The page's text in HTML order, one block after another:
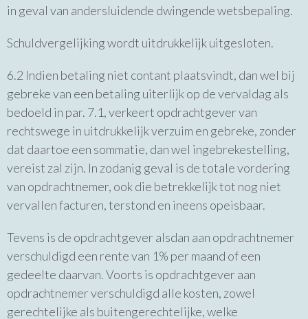
in geval van andersluidende dwingende wetsbepaling.
Schuldvergelijking wordt uitdrukkelijk uitgesloten.
6.2 Indien betaling niet contant plaatsvindt, dan wel bij
gebreke van een betaling uiterlijk op de vervaldag als
bedoeld in par. 7.1, verkeert opdrachtgever van
rechtswege in uitdrukkelijk verzuim en gebreke, zonder
dat daartoe een sommatie, dan wel ingebrekestelling,
vereist zal zijn. In zodanig geval is de totale vordering
van opdrachtnemer, ook die betrekkelijk tot nog niet
vervallen facturen, terstond en ineens opeisbaar.
Tevens is de opdrachtgever alsdan aan opdrachtnemer
verschuldigd een rente van 1% per maand of een
gedeelte daarvan. Voorts is opdrachtgever aan
opdrachtnemer verschuldigd alle kosten, zowel
gerechtelijke als buitengerechtelijke, welke